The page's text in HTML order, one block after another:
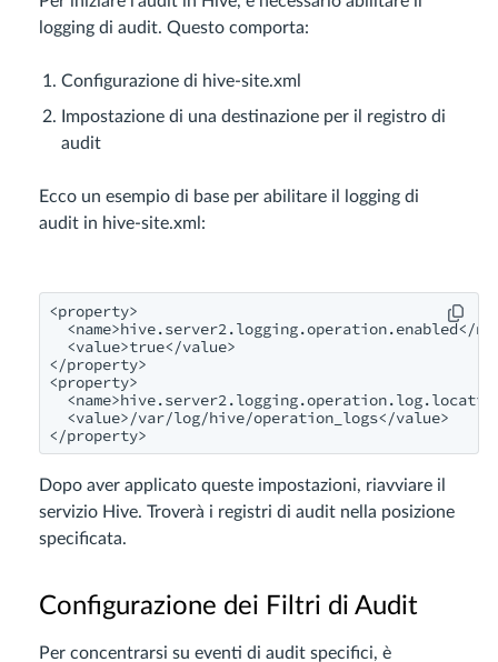
logging di audit. Questo comporta:
Configurazione di hive-site.xml
Impostazione di una destinazione per il registro di
audit
Ecco un esempio di base per abilitare il logging di
audit in hive-site.xml:
<property>
<name>hive.server2.logging.operation.enabled</
  <value>true</value>
</property>
<property>
  <value>/var/log/hive/operation_logs</value>
</property>
Dopo aver applicato queste impostazioni, riavviare il
servizio Hive. Troverà i registri di audit nella posizione
specificata.
Configurazione dei Filtri di Audit
Per concentrarsi su eventi di audit specifici, è